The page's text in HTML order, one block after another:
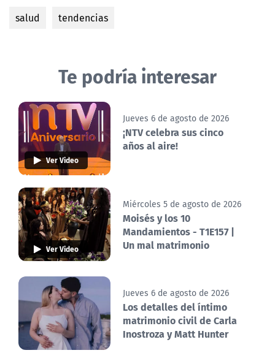
salud tendencias
Te podría interesar
Ver Video
Jueves 6 de agosto de 2026
¡NTV celebra sus cinco
años al aire!
Ver Video
Miércoles 5 de agosto de 2026
Moisés y los 10
Mandamientos - T1E157 |
Un mal matrimonio
Jueves 6 de agosto de 2026
Los detalles del íntimo
matrimonio civil de Carla
Inostroza y Matt Hunter